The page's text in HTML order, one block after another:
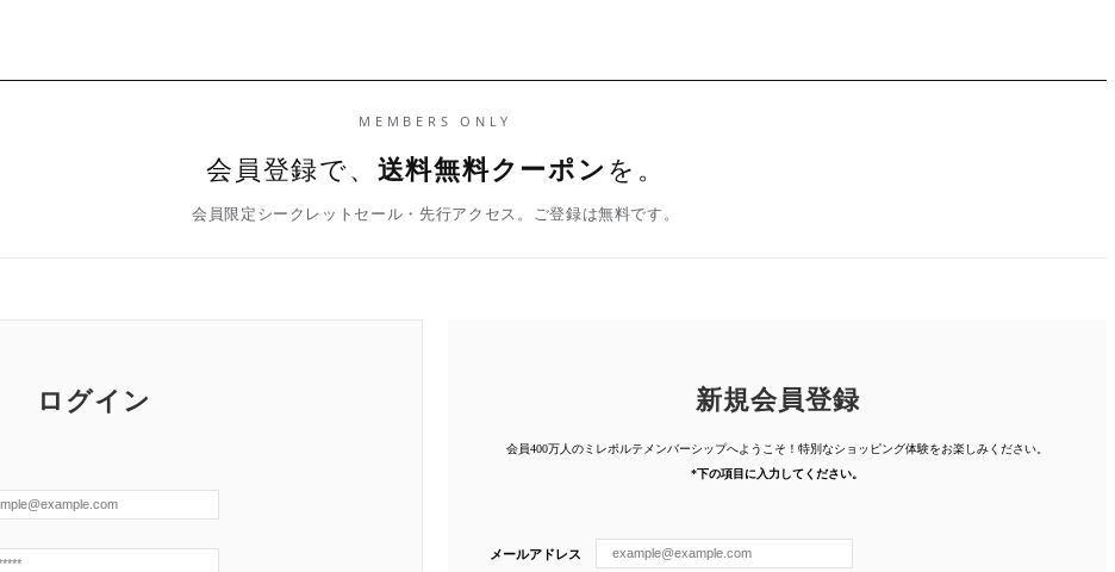
MEMBERS ONLY
会員登録で、 送料無料クーポン を。
会員限定シークレットセール・先行アクセス。ご登録は無料です。
ログイン 新規会員登録
会員400万人のミレポルテメンバーシップへようこそ！特別なショッピング体験を お楽しみください。
*下の項目に入力してください。
メールアドレス